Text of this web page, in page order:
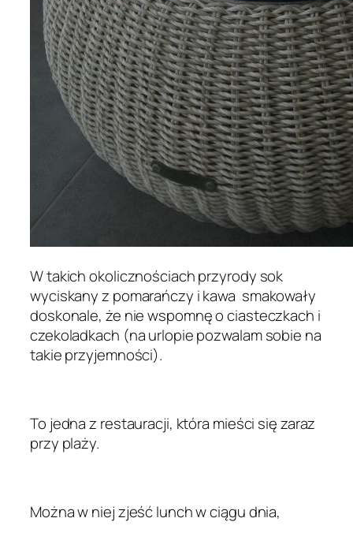
W takich okolicznościach przyrody sok
wyciskany z pomarańczy i kawa smakowały
doskonale, że nie wspomnę o ciasteczkach i
czekoladkach (na urlopie pozwalam sobie na
takie przyjemności).
To jedna z restauracji, która mieści się zaraz
przy plaży.
Można w niej zjeść lunch w ciągu dnia,